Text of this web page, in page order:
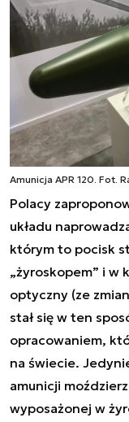
Amunicja APR 120. Fot.
Polacy
układu
którym to pocisk
„żyroskopem” i w
optyczny (ze
stał się w ten
opracowaniem,
na świecie.
amunicji
wyposażonej w